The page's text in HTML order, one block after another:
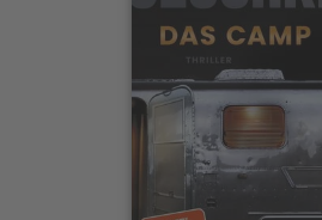
Element